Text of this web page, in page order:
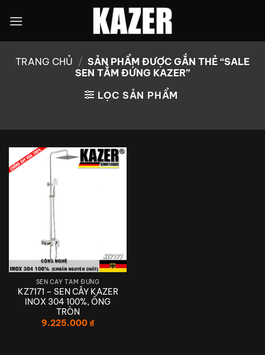
qua
TRANG CHỦ / SẢN PHẨM ĐƯỢC GẮN THẺ “SALE
SEN TẮM ĐỨNG KAZER”
LỌC SẢN PHẨM
SEN CÂY TẮM ĐỨNG
KZ7171 – SEN CÂY KAZER
INOX 304 100%, ỐNG
TRÒN
9.225.000₫